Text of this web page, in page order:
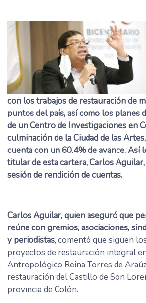
con los trabajos de restauración de
puntos del país, así como los planes
de un Centro de Investigaciones en
culminación de la Ciudad de las
cuenta con un 60.4% de avance. Así
titular de esta cartera, Carlos
sesión de rendición de cuentas.
Carlos Aguilar, quien aseguró que
reúne con gremios, asociaciones,
y periodistas, comentó que siguen
proyectos de restauración integral
Antropológico Reina Torres de
restauración del Castillo de Son
provincia de Colón.